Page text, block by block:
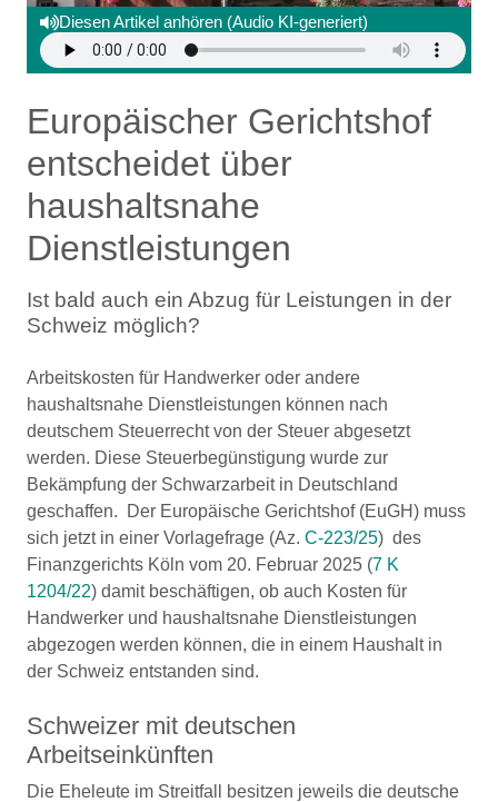
Diesen Artikel anhören (Audio KI-generiert)
Europäischer Gerichtshof
entscheidet über
haushaltsnahe
Dienstleistungen
Ist bald auch ein Abzug für Leistungen in der
Schweiz möglich?
Arbeitskosten für Handwerker oder andere
haushaltsnahe Dienstleistungen können nach
deutschem Steuerrecht von der Steuer abgesetzt
werden. Diese Steuerbegünstigung wurde zur
Bekämpfung der Schwarzarbeit in Deutschland
geschaffen. Der Europäische Gerichtshof (EuGH) muss
sich jetzt in einer Vorlagefrage (Az. C-223/25) des
Finanzgerichts Köln vom 20. Februar 2025 (7 K
1204/22) damit beschäftigen, ob auch Kosten für
Handwerker und haushaltsnahe Dienstleistungen
abgezogen werden können, die in einem Haushalt in
der Schweiz entstanden sind.
Schweizer mit deutschen
Arbeitseinkünften
Die Eheleute im Streitfall besitzen jeweils die deutsche